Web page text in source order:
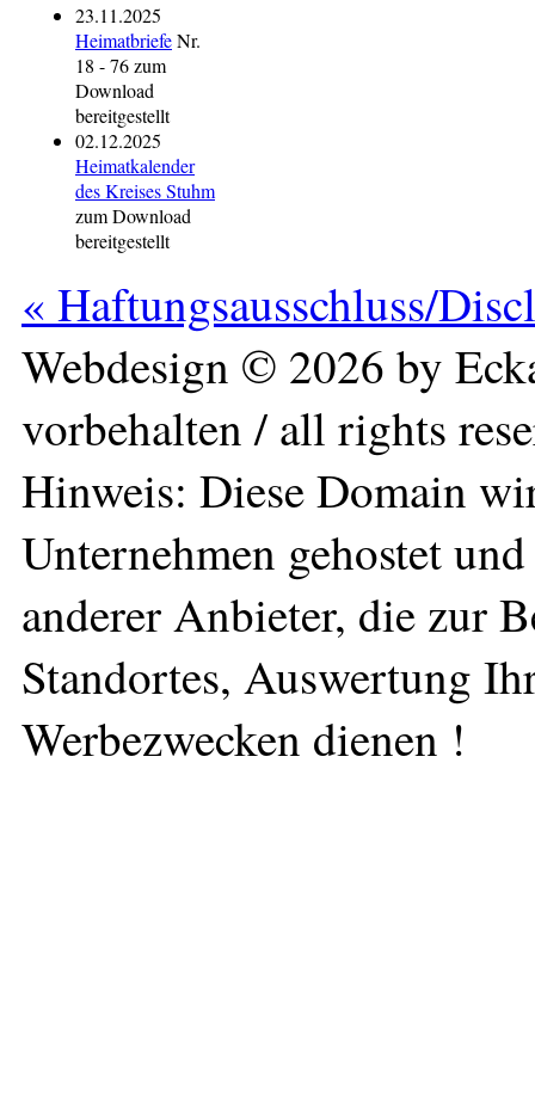
23.11.2025
HeimatbriefeNr.
18 - 76 zum
Download
bereitgestellt
02.12.2025
Heimatkalender
des Kreises Stuhm
zum Download
bereitgestellt
« Haftungsausschluss/
Webdesign © 2026 by
vorbehalten / all rights
Hinweis: Diese Domain
Unternehmen gehostet
anderer Anbieter, die zur
Standortes, Auswertung
Werbezwecken dienen !